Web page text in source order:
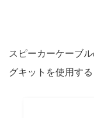
スピーカーケーブ
グキットを使用する